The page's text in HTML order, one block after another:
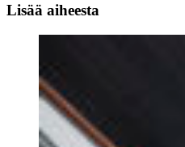
Lisää aiheesta